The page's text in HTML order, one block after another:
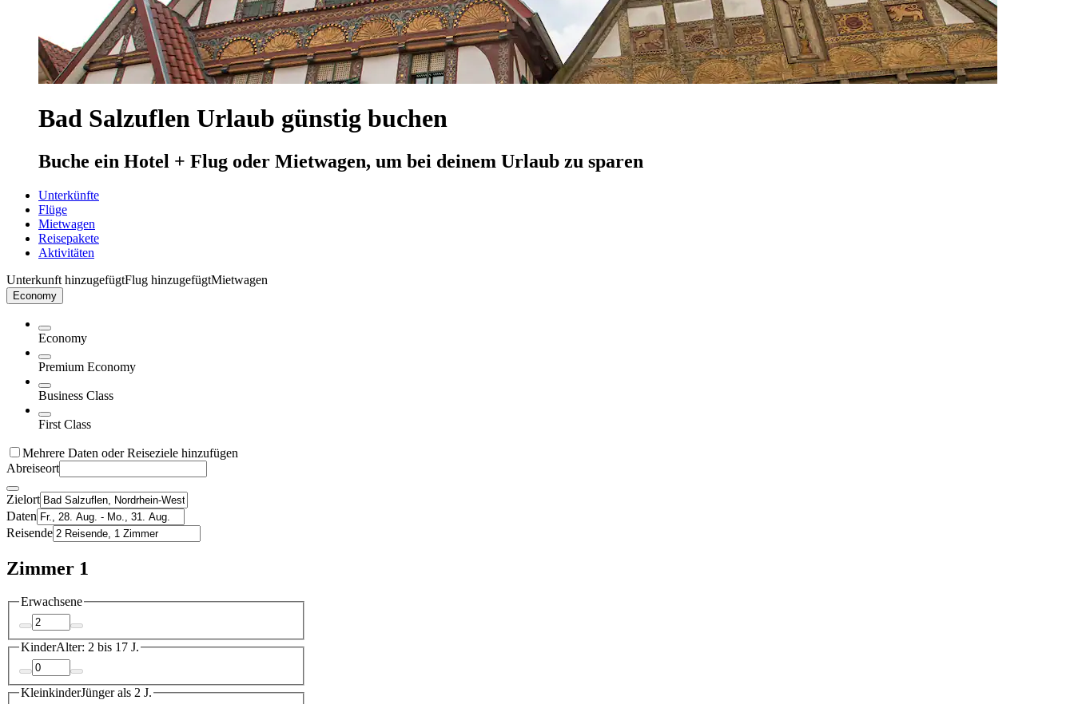
Bad Salzuflen Urlaub günstig buchen
Buche ein Hotel + Flug oder Mietwagen, um bei deinem Urlaub zu sparen
Unterkünfte
Flüge
Mietwagen
Reisepakete
Aktivitäten
Unterkunft hinzugefügtFlug hinzugefügtMietwagen
Economy
Economy
Premium Economy
Business Class
First Class
Mehrere Daten oder Reiseziele hinzufügen
Abreiseort
Zielort
Daten
Reisende
Zimmer 1
Erwachsene
KinderAlter: 2 bis 17 J.
KleinkinderJünger als 2 J.